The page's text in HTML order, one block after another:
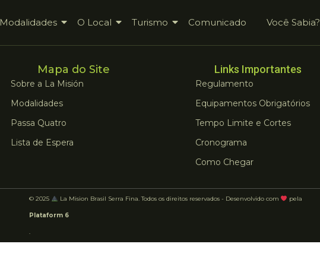
Modalidades O Local Turismo Comunicado Você Sabia?
Mapa do Site
Sobre a La Misión
Modalidades
Passa Quatro
Lista de Espera
Links Importantes
Regulamento
Equipamentos Obrigatórios
Tempo Limite e Cortes
Cronograma
Como Chegar
© 2025 La Mision Brasil Serra Fina. Todos os direitos reservados - Desenvolvido com pela
Plataform 6
.